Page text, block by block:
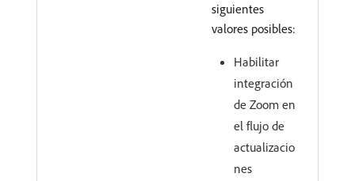
siguientes
valores posibles:
Habilitar
integración
de Zoom en
el flujo de
actualizacio
nes